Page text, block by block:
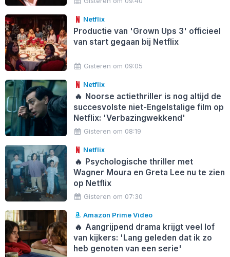
Netflix
Productie van 'Grown Ups 3' officieel
van start gegaan bij Netflix
Gisteren om 09:05
Netflix
🔥 Noorse actiethriller is nog altijd de
succesvolste niet-Engelstalige film op
Netflix: 'Verbazingwekkend'
Gisteren om 08:19
Netflix
🔥 Psychologische thriller met
Wagner Moura en Greta Lee nu te zien
op Netflix
Gisteren om 07:30
Amazon Prime Video
🔥 Aangrijpend drama krijgt veel lof
van kijkers: 'Lang geleden dat ik zo
heb genoten van een serie'